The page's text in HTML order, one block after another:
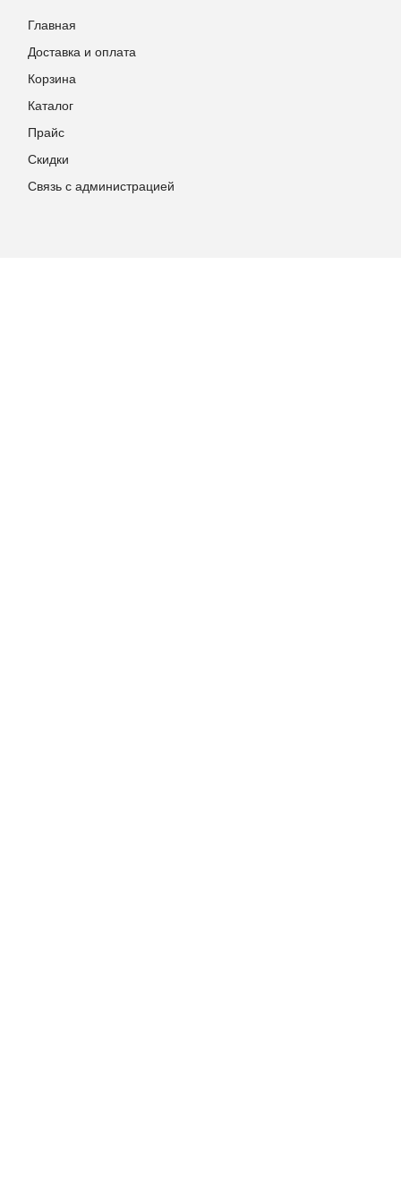
Главная
Доставка и оплата
Корзина
Каталог
Прайс
Скидки
Связь с администрацией